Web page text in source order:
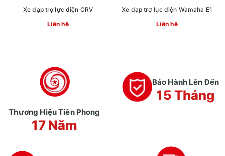
Xe đạp trợ lực điện CRV
Liên hệ
Xe đạp trợ lực điện Wamaha E1
Liên hệ
Thương Hiệu Tiên Phong
17 Năm
Bảo Hành Lên Đến
15 Tháng